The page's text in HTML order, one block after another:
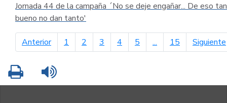
Jornada 44 de la campaña ´No se deje engañar... De eso tan
bueno no dan tanto'
Anteriorpágina anterior
1 2 3 4 5 ... 15 Siguiente
Imprimir